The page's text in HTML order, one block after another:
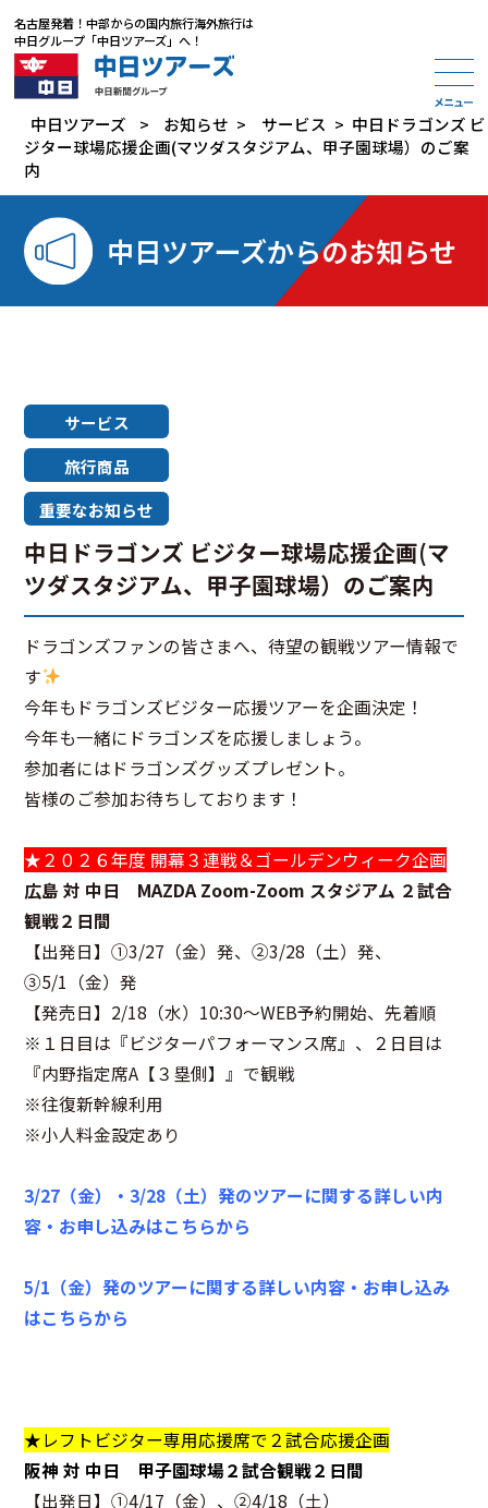
名古屋発着 ！中部からの国内旅行海外旅行は
中日グループ「中日ツアーズ」へ！
中日ツアーズ > お知らせ > サービス > 中日ドラゴンズ ビ
ジター球場応援企画(マツダスタジアム、甲子園球場）のご案
内
中日ツアーズからのお知らせ
サービス
旅行商品
重要なお知らせ
中日ドラゴンズ ビジター球場応援企画(マ
ツダスタジアム、甲子園球場）のご案内
ドラゴンズファンの皆さまへ、待望の観戦ツアー情報で
す
今年もドラゴンズビジター応援ツアーを企画決定！
今年も一緒にドラゴンズを応援しましょう。
参加者にはドラゴンズグッズプレゼント。
皆様のご参加お待ちしております！
★２０２６年度 開幕３連戦＆ゴールデンウィーク企画
広島 対 中日 MAZDA Zoom-Zoom スタジアム ２試合
観戦２日間
【出発日】①3/27（金）発、②3/28（土）発、
③5/1（金）発
【発売日】2/18（水）10:30～WEB予約開始、先着順
※１日目は『ビジターパフォーマンス席』、２日目は
『内野指定席A【３塁側】』で観戦
※往復新幹線利用
※小人料金設定あり
3/27（金）・3/28（土）発のツアーに関する詳しい内
容・お申し込みはこちらから
5/1（金）発のツアーに関する詳しい内容・お申し込み
はこちらから
★レフトビジター専用応援席で２試合応援企画
阪神 対 中日 甲子園球場２試合観戦２日間
【出発日】①4/17（金）、②4/18（土）